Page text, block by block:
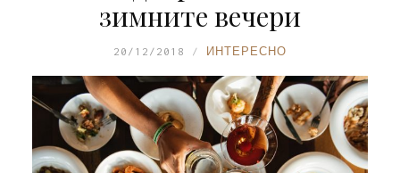
зимните вечери
20/12/2018 ИНТЕРЕСНО